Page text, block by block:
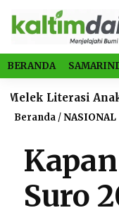
BERANDA
Anak
Beranda /NASIONAL
Suro